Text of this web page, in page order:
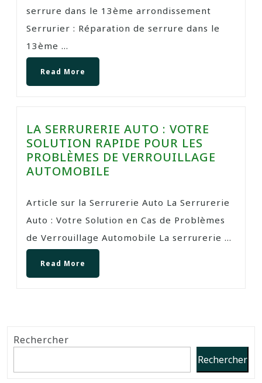
serrure dans le 13ème arrondissement
Serrurier : Réparation de serrure dans le
13ème ...
Read More
LA SERRURERIE AUTO : VOTRE
SOLUTION RAPIDE POUR LES
PROBLÈMES DE VERROUILLAGE
AUTOMOBILE
Article sur la Serrurerie Auto La Serrurerie
Auto : Votre Solution en Cas de Problèmes
de Verrouillage Automobile La serrurerie ...
Read More
Rechercher
Rechercher